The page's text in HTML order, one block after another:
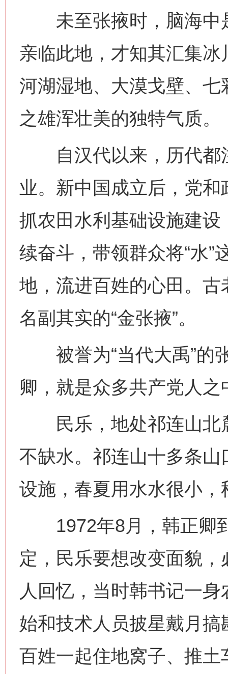
未至张掖时，脑海中
亲临此地，才知其汇集
河湖湿地、大漠戈壁、
之雄浑壮美的独特气质。
自汉代以来，历代都
业。新中国成立后，党
抓农田水利基础设施建
续奋斗，带领群众将“水”
地，流进百姓的心田。
名副其实的“金张掖”。
被誉为“当代大禹”的
卿，就是众多共产党人之
民乐，地处祁连山北
不缺水。祁连山十多条
设施，春夏用水水很小
1972年8月，韩正卿
定，民乐要想改变面貌
人回忆，当时韩书记一
始和技术人员披星戴月
百姓一起住地窝子、推